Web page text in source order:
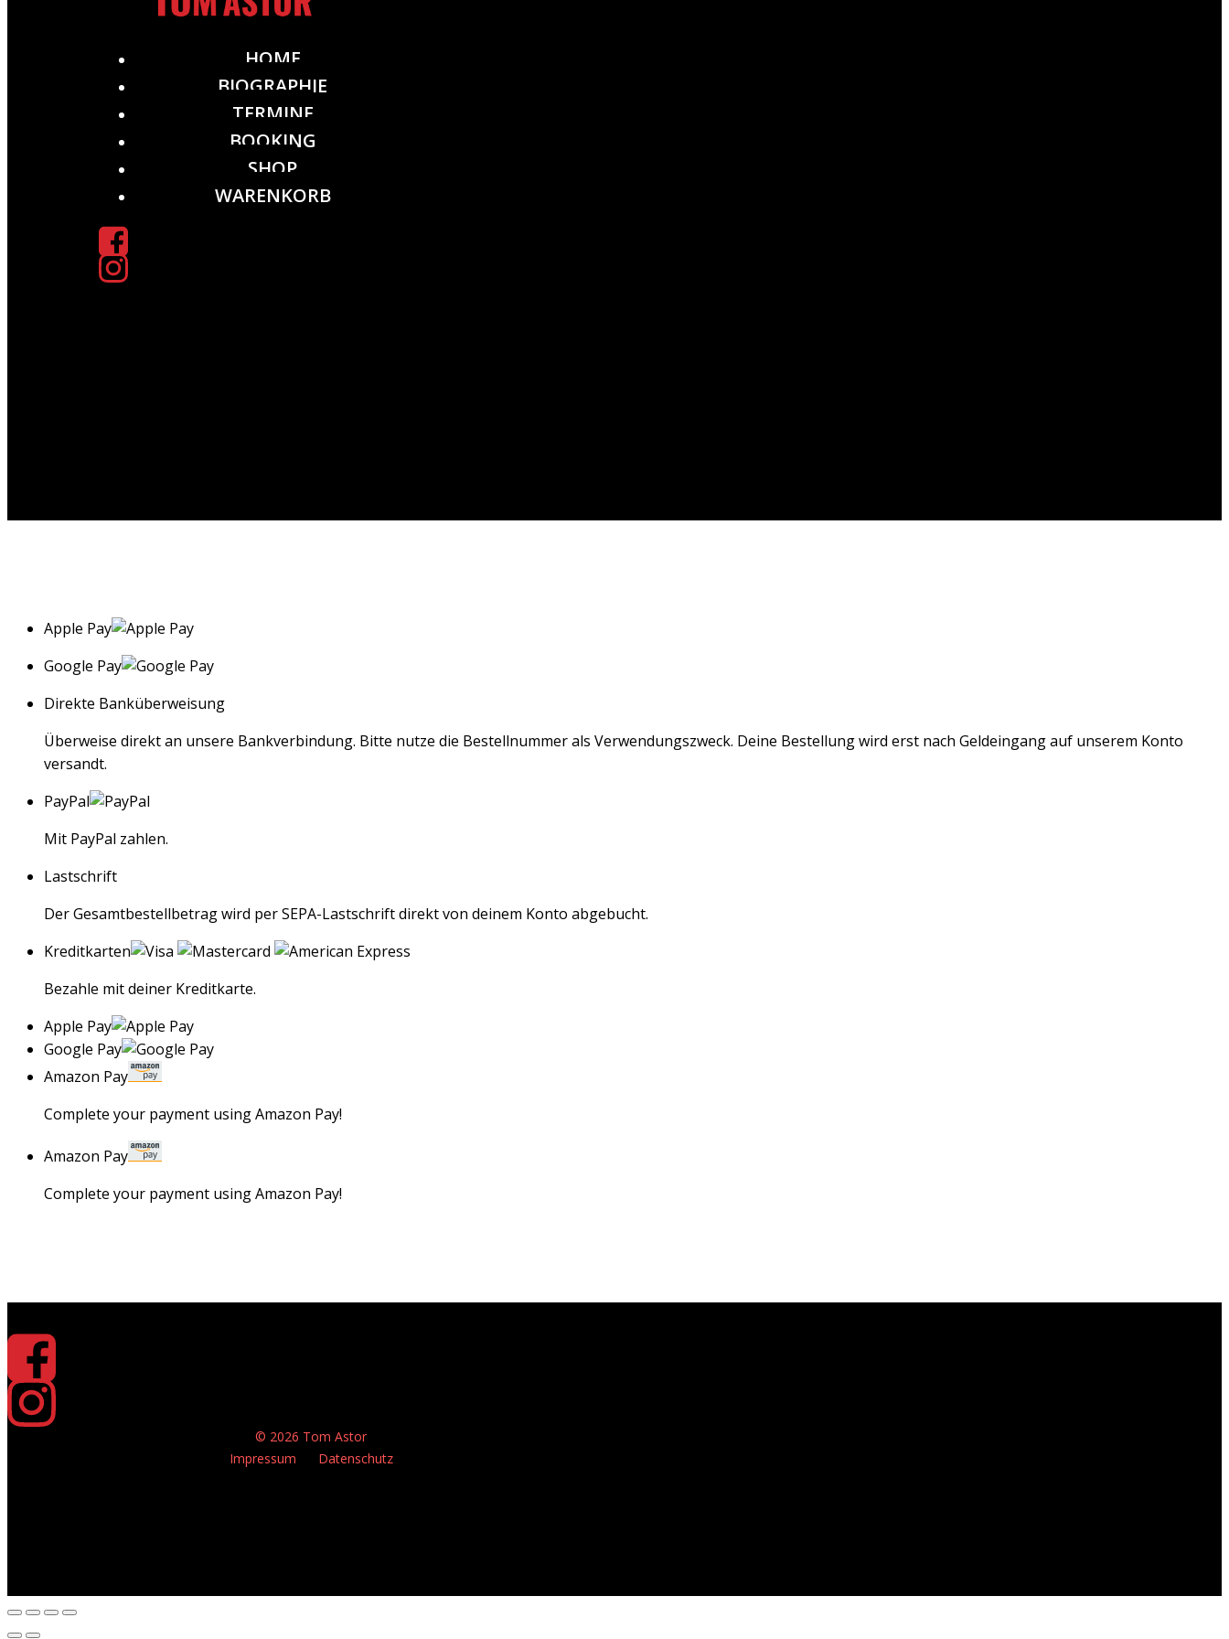
HOME
BIOGRAPHIE
TERMINE
BOOKING
SHOP
WARENKORB
Apple Pay
Google Pay
Direkte Banküberweisung
Überweise direkt an unsere Bankverbindung. Bitte nutze die Bestellnummer als Verwendungszweck. Deine Bestellung wird erst nach Geldeingang auf unserem Konto
versandt.
PayPal
Mit PayPal zahlen.
Lastschrift
Der Gesamtbestellbetrag wird per SEPA-Lastschrift direkt von deinem Konto abgebucht.
Kreditkarten
Bezahle mit deiner Kreditkarte.
Apple Pay
Google Pay
Amazon Pay
Complete your payment using Amazon Pay!
Amazon Pay
Complete your payment using Amazon Pay!
© 2026 Tom Astor
Impressum
Datenschutz